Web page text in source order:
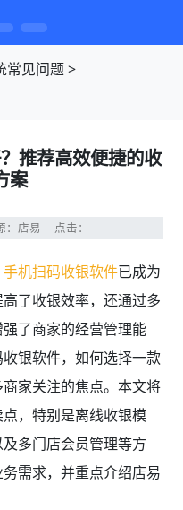
常见问题>
推荐高效便捷的收
案
：店易 点击：
手机扫码收银软件已成为
了收银效率，还通过多
了商家的经营管理能
银软件，如何选择一款
家关注的焦点。本文将
，特别是离线收银模
多门店会员管理等方
需求，并重点介绍店易